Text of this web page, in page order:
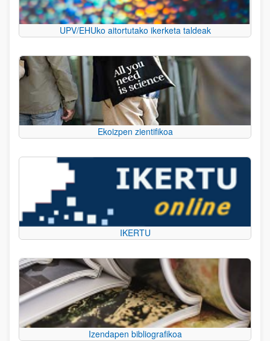
UPV/EHUko aitortutako ikerketa taldeak
Ekoizpen zientifikoa
IKERTU
Izendapen bibliografikoa